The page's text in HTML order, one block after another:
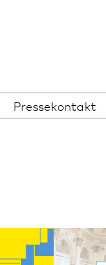
Pressekontakt